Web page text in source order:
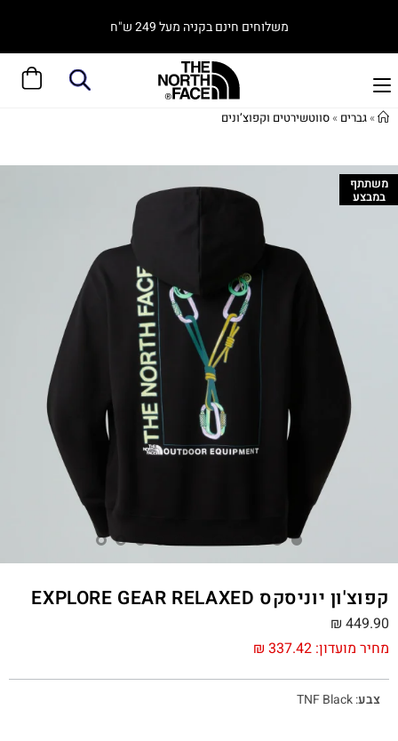
משלוחים חינם בקניה מעל 249 ש"ח
»גברים »סווטשירטים וקפוצ’ונים
משתתף
במבצע
קפוצ'ון יוניסקס EXPLORE GEAR RELAXED
מחיר מועדון: ₪ 337.42
₪ 449.90
צבע:
TNF Black